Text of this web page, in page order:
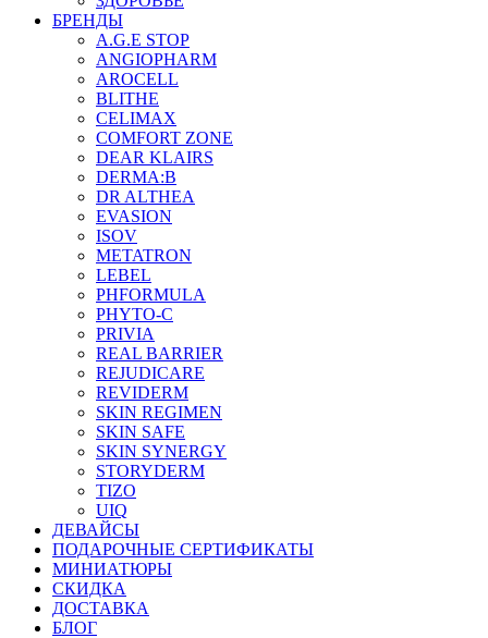
БРЕНДЫ
A.G.E STOP
ANGIOPHARM
AROCELL
BLITHE
CELIMAX
COMFORT ZONE
DEAR KLAIRS
DERMA:B
DR ALTHEA
EVASION
ISOV
METATRON
LEBEL
PHFORMULA
PHYTO-C
PRIVIA
REAL BARRIER
REJUDICARE
REVIDERM
SKIN REGIMEN
SKIN SAFE
SKIN SYNERGY
STORYDERM
TIZO
UIQ
ДЕВАЙСЫ
ПОДАРОЧНЫЕ СЕРТИФИКАТЫ
МИНИАТЮРЫ
СКИДКА
ДОСТАВКА
БЛОГ